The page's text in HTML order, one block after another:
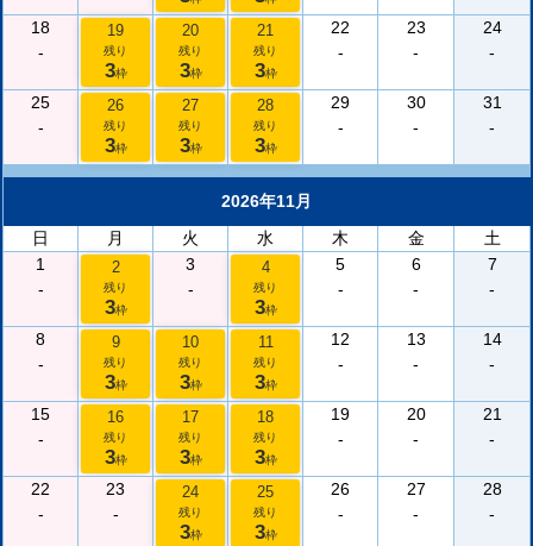
18
-
19
残り
3枠
20
残り
3枠
21
残り
3枠
22
-
23
-
24
-
25
-
26
残り
3枠
27
残り
3枠
28
残り
3枠
29
-
30
-
31
-
2026年11月
日
月 火 水 木 金
土
1
-
2
残り
3枠
3
-
4
残り
3枠
5
-
6
-
7
-
8
-
9
残り
3枠
10
残り
3枠
11
残り
3枠
12
-
13
-
14
-
15
-
16
残り
3枠
17
残り
3枠
18
残り
3枠
19
-
20
-
21
-
22
-
23
-
24
残り
3枠
25
残り
3枠
26
-
27
-
28
-